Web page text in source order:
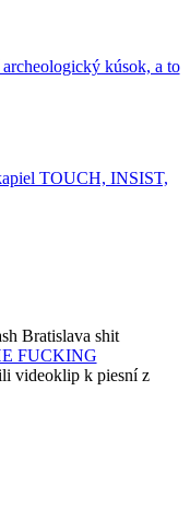
kúsok, a to
TOUCH, INSIST,
Bratislava shit
FUCKING
videoklip k piesní z